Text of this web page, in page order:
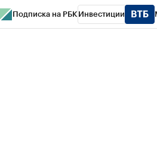
Подписка на РБК Инвестиции